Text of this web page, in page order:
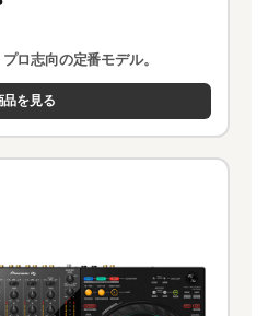
ロ志向の定番モデル。
品を見る